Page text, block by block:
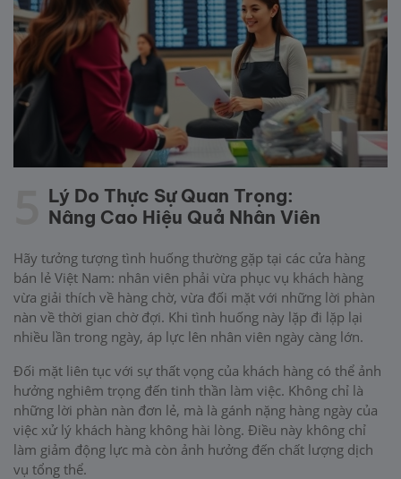
Lý Do Thực Sự Quan Trọng:
Nâng Cao Hiệu Quả Nhân Viên
Hãy tưởng tượng tình huống thường gặp tại các cửa hàng
bán lẻ Việt Nam: nhân viên phải vừa phục vụ khách hàng
vừa giải thích về hàng chờ, vừa đối mặt với những lời phàn
nàn về thời gian chờ đợi. Khi tình huống này lặp đi lặp lại
nhiều lần trong ngày, áp lực lên nhân viên ngày càng lớn.
Đối mặt liên tục với sự thất vọng của khách hàng có thể ảnh
hưởng nghiêm trọng đến tinh thần làm việc. Không chỉ là
những lời phàn nàn đơn lẻ, mà là gánh nặng hàng ngày của
việc xử lý khách hàng không hài lòng. Điều này không chỉ
làm giảm động lực mà còn ảnh hưởng đến chất lượng dịch
vụ tổng thể.